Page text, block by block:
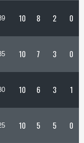
10 8 2 0
10 7 3 0
10 6 3 1
10 5 5 0